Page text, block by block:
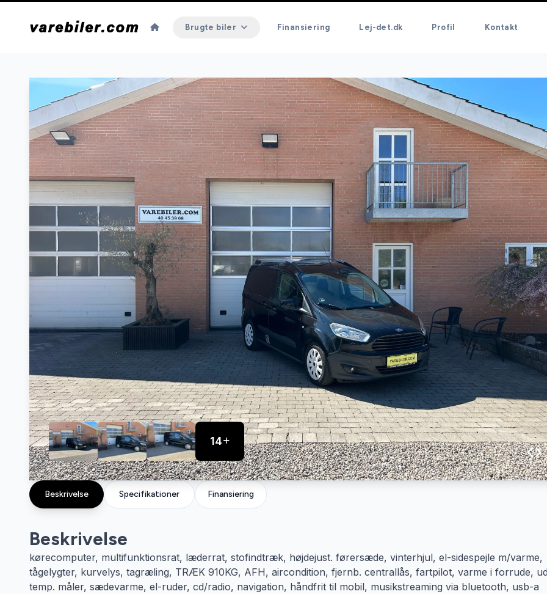
Brugte biler Finansiering Lej-det.dk Profil Kontakt
14
Specifikationer
Beskrivelse Finansiering
Beskrivelse
kørecomputer, multifunktionsrat, læderrat, stofindtræk, højdejust. førersæde, vinterhjul, el-sidespejle m/varme,
tågelygter, kurvelys, tagræling, TRÆK 910KG, AFH, aircondition, fjernb. centrallås, fartpilot, varme i forrude,
temp. måler, sædevarme, el-ruder, cd/radio, navigation, håndfrit til mobil, musikstreaming via bluetooth, usb-a